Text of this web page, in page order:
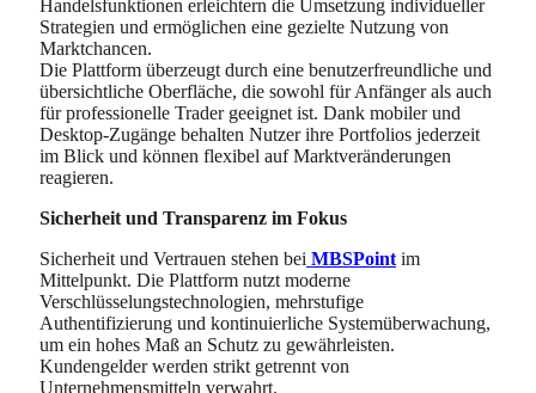
Handelsfunktionen erleichtern die Umsetzung individueller
Strategien und ermöglichen eine gezielte Nutzung von
Marktchancen.
Die Plattform überzeugt durch eine benutzerfreundliche und
übersichtliche Oberfläche, die sowohl für Anfänger als auch
für professionelle Trader geeignet ist. Dank mobiler und
Desktop-Zugänge behalten Nutzer ihre Portfolios jederzeit
im Blick und können flexibel auf Marktveränderungen
reagieren.
Sicherheit und Transparenz im Fokus
Sicherheit und Vertrauen stehen bei MBSPoint im
Mittelpunkt. Die Plattform nutzt moderne
Verschlüsselungstechnologien, mehrstufige
Authentifizierung und kontinuierliche Systemüberwachung,
um ein hohes Maß an Schutz zu gewährleisten.
Kundengelder werden strikt getrennt von
Unternehmensmitteln verwahrt.